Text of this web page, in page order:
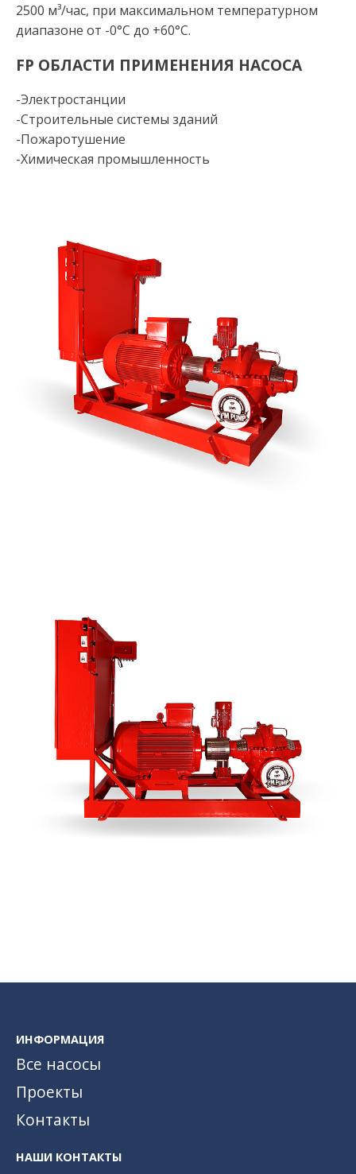
2500 м³/час, при максимальном температурном
диапазоне от -0°С до +60°С.
FP ОБЛАСТИ ПРИМЕНЕНИЯ НАСОСА
-Электростанции
-Строительные системы зданий
-Пожаротушение
-Химическая промышленность
ИНФОРМАЦИЯ
Все насосы
Проекты
Контакты
НАШИ КОНТАКТЫ